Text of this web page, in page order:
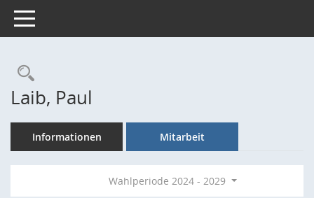
Toggle navigation
Rechercheauswahl
Laib, Paul
Informationen Mitarbeit
Wahlperiode 2024 - 2029